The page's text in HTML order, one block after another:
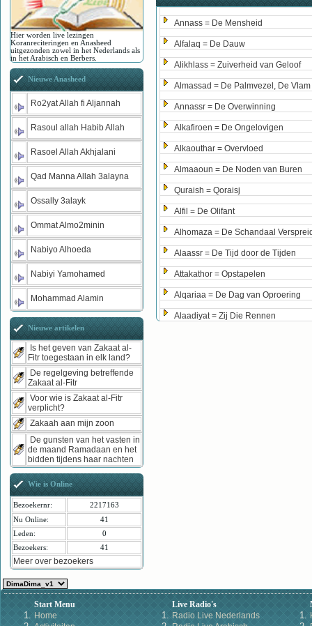
Annass = De Mensheid
Alfalaq = De Dauw
Alikhlass = Zuiverheid van Geloof
Almassad = De Palmvezel, De Vlam
Annassr = De Overwinning
Alkafiroen = De Ongelovigen
Alkaouthar = Overvloed
Almaaoun = De Noden van Buren
Quraish = Qoraisj
Alfil = De Olifant
Alhomaza = De Schandaal
Alaassr = De Tijd door de Tijden
Attakathor = Opstapelen
Alqariaa = De Dag van Oproering
Alaadiyat = Zij Die Rennen
Hier worden live lezingen
Koranreciteringen en Anasheed
uitgezonden zowel in het Nederlands als
in het Arabisch en Berbers.
Nieuwe Anasheed
Ro2yat Allah fi Aljannah
Rasoul allah Habib Allah
Rasoel Allah Akhjalani
Qad Manna Allah 3alayna
Ossally 3alayk
Ommat Almo2minin
Nabiyo Alhoeda
Nabiyi Yamohamed
Mohammad Alamin
Nieuwe artikelen
Is het geven van Zakaat al-
Fitr toegestaan in elk land?
De regelgeving betreffende
Zakaat al-Fitr
Voor wie is Zakaat al-Fitr
verplicht?
Zakaah aan mijn zoon
De gunsten van het vasten in
de maand Ramadaan en het
bidden tijdens haar nachten
Wie is Online
Bezoekernr:
2217163
Nu Online:
41
Leden:
0
Bezoekers:
41
Meer over bezoekers
Start Menu
Home
Live Radio's
Radio Live Nederlands